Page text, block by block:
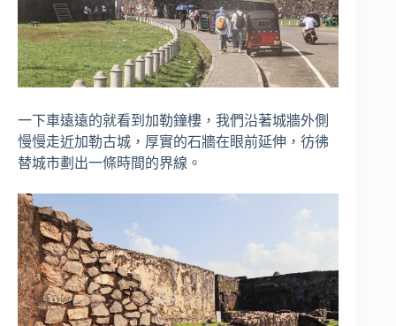
一下車遠遠的就看到加勒鐘樓，我們沿著城牆外側
慢慢走近加勒古城，厚實的石牆在眼前延伸，彷彿
替城市劃出一條時間的界線。